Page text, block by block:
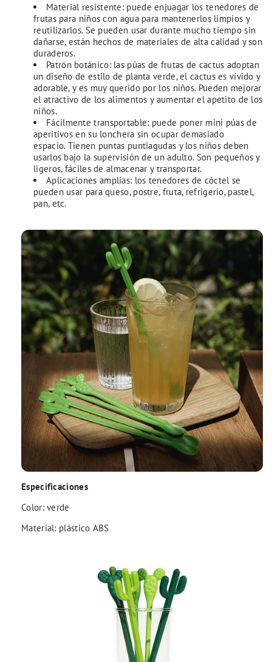
Material resistente: puede enjuagar los tenedores de
frutas para niños con agua para mantenerlos limpios y
reutilizarlos. Se pueden usar durante mucho tiempo sin
dañarse, están hechos de materiales de alta calidad y son
duraderos.
Patrón botánico: las púas de frutas de cactus adoptan
un diseño de estilo de planta verde, el cactus es vívido y
adorable, y es muy querido por los niños. Pueden mejorar
el atractivo de los alimentos y aumentar el apetito de los
niños.
Fácilmente transportable: puede poner mini púas de
aperitivos en su lonchera sin ocupar demasiado
espacio. Tienen puntas puntiagudas y los niños deben
usarlos bajo la supervisión de un adulto. Son pequeños y
ligeros, fáciles de almacenar y transportar.
Aplicaciones amplias: los tenedores de cóctel se
pueden usar para queso, postre, fruta, refrigerio, pastel,
pan, etc.
Especificaciones
Color: verde
Material: plástico ABS